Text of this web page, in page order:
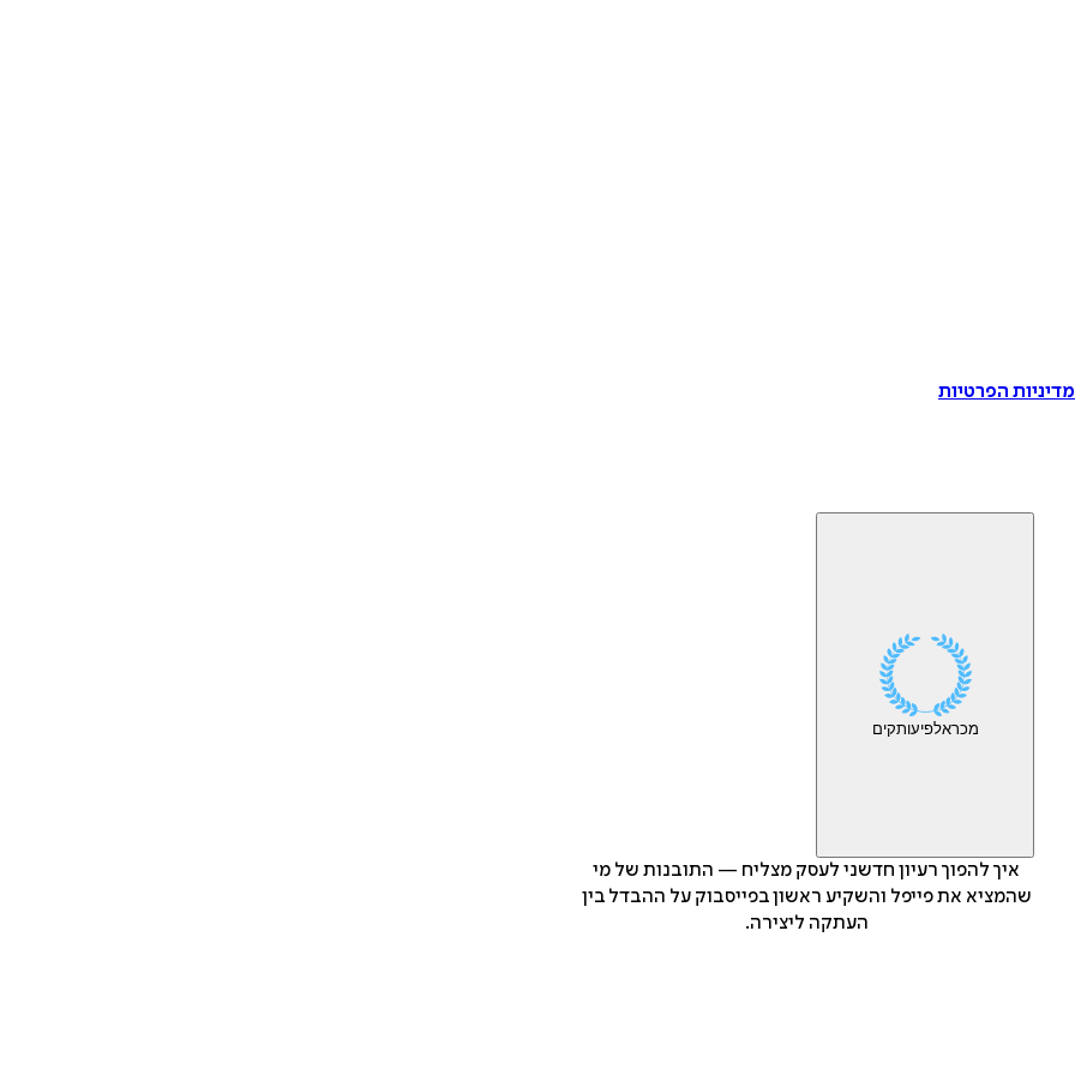
הפרטיות
מכראלפיעותקים
איך להפוך רעיון חדשני לעסק מצליח — התובנות של מי
שהמציא את פייפל והשקיע ראשון בפייסבוק על ההבדל בין
העתקה ליצירה.